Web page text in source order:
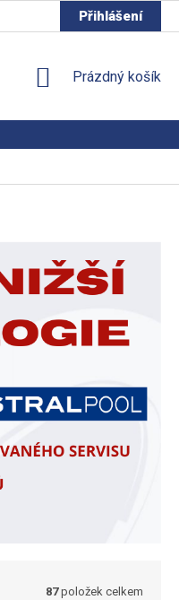
Přihlášení
NÁKUPNÍ
Prázdný košík
87položek celkem